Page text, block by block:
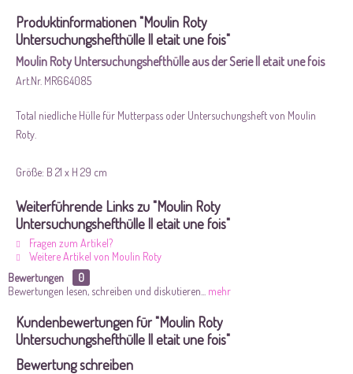
Produktinformationen "Moulin Roty
Untersuchungshefthülle ll etait une fois"
Moulin Roty Untersuchungshefthülle aus der Serie ll etait une fois
Art.Nr. MR664085
Total niedliche Hülle für Mutterpass oder Untersuchungsheft von Moulin
Roty.
Größe: B 21 x H 29 cm
Weiterführende Links zu "Moulin Roty
Untersuchungshefthülle ll etait une fois"
Fragen zum Artikel?
Weitere Artikel von Moulin Roty
Bewertungen
0
Bewertungen lesen, schreiben und diskutieren...
mehr
Kundenbewertungen für "Moulin Roty
Untersuchungshefthülle ll etait une fois"
Bewertung schreiben